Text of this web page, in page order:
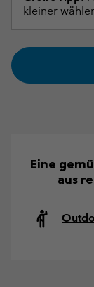
kleiner
Eine
aus